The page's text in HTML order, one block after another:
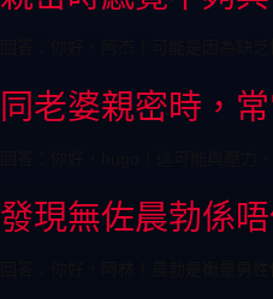
同老婆親密時，
發現無佐晨勃係